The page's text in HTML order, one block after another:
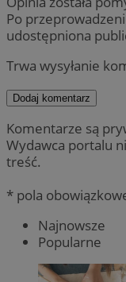
Po
udostępniona
Trwa wysyłanie
Dodaj komentarz
Komentarze są
Wydawca portalu
treść.
* pola
Najnowsze
Popularne